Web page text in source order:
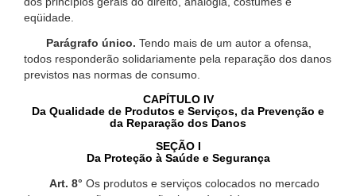
eqüidade.
Parágrafo único. Tendo mais de um autor a ofensa,
todos responderão solidariamente pela reparação dos danos
previstos nas normas de consumo.
CAPÍTULO IV
Da Qualidade de Produtos e Serviços, da Prevenção e
da Reparação dos Danos
SEÇÃO I
Da Proteção à Saúde e Segurança
Art. 8° Os produtos e serviços colocados no mercado